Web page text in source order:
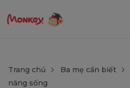
Trang chủ Ba mẹ cần biết
năng sống